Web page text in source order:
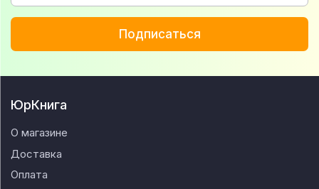
Подписаться
ЮрКнига
О магазине
Доставка
Оплата